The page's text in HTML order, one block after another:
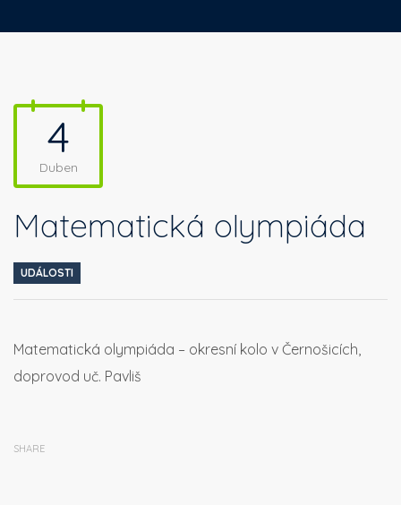
4
Duben
Matematická olympiáda
UDÁLOSTI
Matematická olympiáda – okresní kolo v Černošicích,
doprovod uč. Pavliš
SHARE